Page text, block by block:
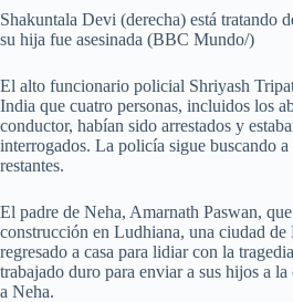
Shakuntala Devi (derecha) está tratando
su hija fue asesinada (BBC Mundo/)
El alto funcionario policial Shriyash
India que cuatro personas, incluidos los
conductor, habían sido arrestados y
interrogados. La policía sigue buscando a
restantes.
El padre de Neha, Amarnath Paswan,
construcción en Ludhiana, una ciudad de
regresado a casa para lidiar con la
trabajado duro para enviar a sus hijos a
a Neha.